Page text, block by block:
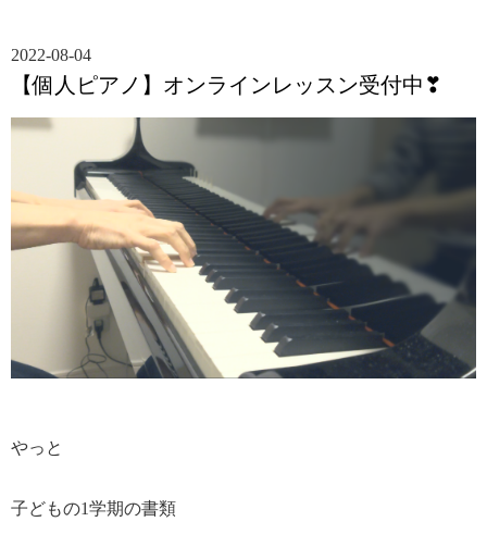
2022-08-04
【個人ピアノ】オンラインレッスン受付中❣
やっと
子どもの1学期の書類